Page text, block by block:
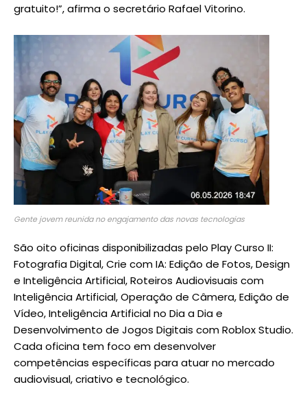
gratuito!”, afirma o secretário Rafael Vitorino.
Gente jovem reunida no engajamento das novas tecnologias
São oito oficinas disponibilizadas pelo Play Curso II:
Fotografia Digital, Crie com IA: Edição de Fotos, Design
e Inteligência Artificial, Roteiros Audiovisuais com
Inteligência Artificial, Operação de Câmera, Edição de
Vídeo, Inteligência Artificial no Dia a Dia e
Desenvolvimento de Jogos Digitais com Roblox Studio.
Cada oficina tem foco em desenvolver
competências específicas para atuar no mercado
audiovisual, criativo e tecnológico.